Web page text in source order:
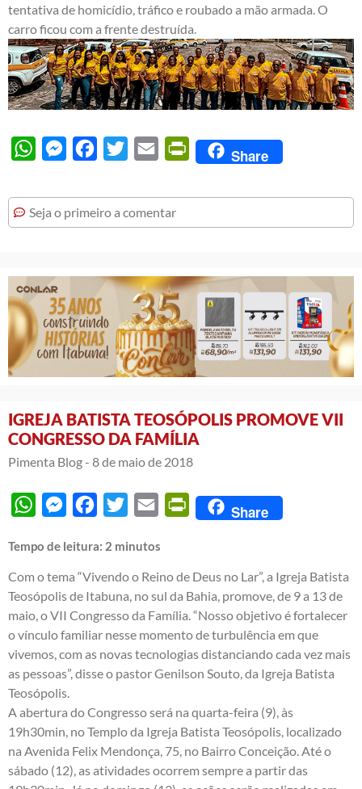
tentativa de homicídio, tráfico e roubado a mão armada. O
carro ficou com a frente destruída.
WhatsAppMessengerFacebook
Twitter Email PrintFriendly
Share
Seja o primeiro a comentar
IGREJA BATISTA TEOSÓPOLIS PROMOVE VII
CONGRESSO DA FAMÍLIA
Pimenta Blog - 8 de maio de 2018
WhatsAppMessengerFacebook
Twitter Email PrintFriendly
Share
Tempo de leitura: 2 minutos
Com o tema “Vivendo o Reino de Deus no Lar”, a Igreja Batista
Teosópolis de Itabuna, no sul da Bahia, promove, de 9 a 13 de
maio, o VII Congresso da Família. “Nosso objetivo é fortalecer
o vínculo familiar nesse momento de turbulência em que
vivemos, com as novas tecnologias distanciando cada vez mais
as pessoas”, disse o pastor Genilson Souto, da Igreja Batista
Teosópolis.
A abertura do Congresso será na quarta-feira (9), às
19h30min, no Templo da Igreja Batista Teosópolis, localizado
na Avenida Felix Mendonça, 75, no Bairro Conceição. Até o
sábado (12), as atividades ocorrem sempre a partir das